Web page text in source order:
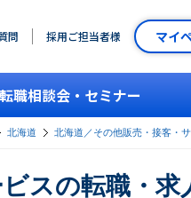
問 採用ご担当者様 マイ
転職相談会・セミナー
北海道 北海道／その他販売・接客・
スの転職・求